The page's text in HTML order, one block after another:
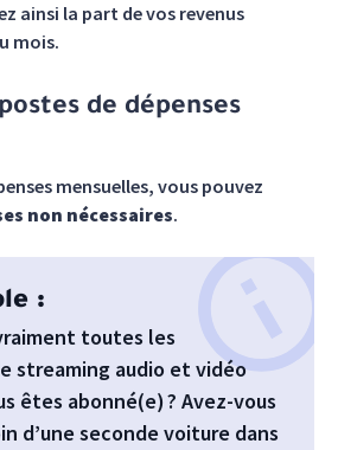
ainsi la part de vos revenus
mois.
de dépenses
mensuelles, vous pouvez
non nécessaires.
:
toutes les
streaming audio et vidéo
êtes abonné(e) ? Avez-vous
d’une seconde voiture dans